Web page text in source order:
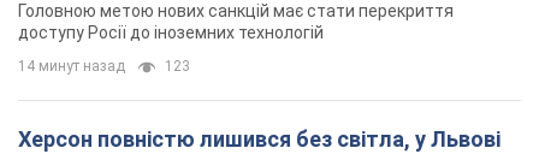
Головною метою нових санкцій має стати перекриття
доступу Росії до іноземних технологій
14 минут назад 123
Херсон повністю лишився без світла, у Львові